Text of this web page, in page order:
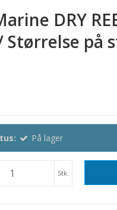
DRY
Størrelse på
På lager
Stk.